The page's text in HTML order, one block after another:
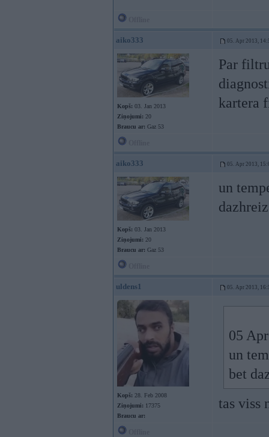
aiko333 05. Apr 2013,
Kopš: 03. Jan 2013
Ziņojumi: 20
Braucu ar: Gaz 53
Par
kartera
aiko333 05. Apr 2013,
Kopš: 03. Jan 2013
Ziņojumi: 20
Braucu ar: Gaz 53
un
uldens1 05. Apr 2013,
Kopš: 28. Feb 2008
Ziņojumi: 17375
Braucu ar:
05
un
bet
tas viss